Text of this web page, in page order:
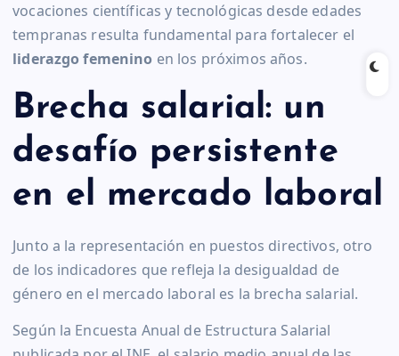
vocaciones científicas y tecnológicas desde edades
tempranas resulta fundamental para fortalecer el
liderazgo femenino en los próximos años.
Brecha salarial: un
desafío persistente
en el mercado laboral
Junto a la representación en puestos directivos, otro
de los indicadores que refleja la desigualdad de
género en el mercado laboral es la brecha salarial.
Según la Encuesta Anual de Estructura Salarial